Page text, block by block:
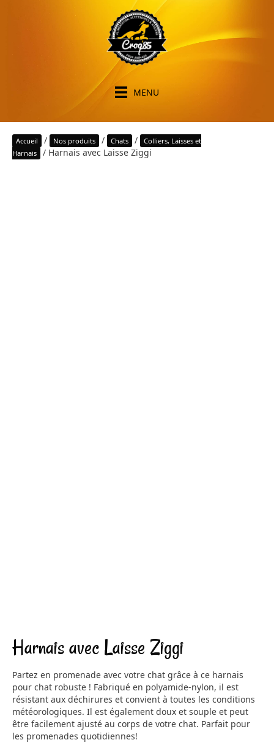
MENU
Accueil / Nos produits / Chats /
Colliers, Laisses et
Harnais
/ Harnais avec Laisse Ziggi
Harnais avec Laisse Ziggi
Partez en promenade avec votre chat grâce à ce harnais
pour chat robuste ! Fabriqué en polyamide-nylon, il est
résistant aux déchirures et convient à toutes les conditions
météorologiques. Il est également doux et souple et peut
être facilement ajusté au corps de votre chat. Parfait pour
les promenades quotidiennes!